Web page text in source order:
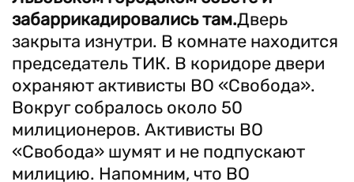
забаррикадировались там.Дверь
закрыта изнутри. В комнате находится
председатель ТИК. В коридоре двери
охраняют активисты ВО «Свобода».
Вокруг собралось около 50
милиционеров. Активисты ВО
«Свобода» шумят и не подпускают
милицию. Напомним, что ВО